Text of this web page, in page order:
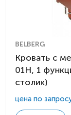
BELBERG
Кровать с
01H, 1
столик)
цена по